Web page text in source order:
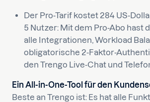
Der Pro-Tarif kostet 284 US-
5 Nutzer: Mit dem Pro-Abo hast
alle Integrationen, Workload
obligatorische 2-Faktor-
den Trengo Live-Chat und
Ein All-in-One-Tool für den
Beste an Trengo ist: Es hat alle